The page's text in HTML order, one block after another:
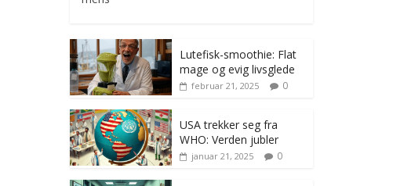
Lutefisk-smoothie: Flat
mage og evig livsglede
februar 21, 2025 0
USA trekker seg fra
WHO: Verden jubler
januar 21, 2025 0